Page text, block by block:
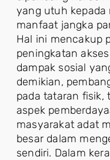
yang utuh kepada
manfaat jangka
Hal ini mencakup
peningkatan
dampak sosial
demikian,
pada tataran fisik,
aspek
masyarakat adat
besar dalam
sendiri. Dalam